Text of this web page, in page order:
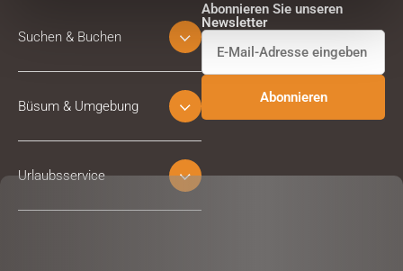
Suchen & Buchen
Büsum & Umgebung
Urlaubsservice
Abonnieren Sie unseren
Newsletter